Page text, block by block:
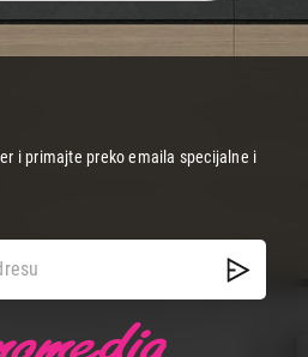
i primajte preko emaila specijalne i